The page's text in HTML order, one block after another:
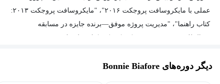
عملی با مایکروسافت پروجکت ۲۰۱۶"، "مایکروسافت پروجکت ۲۰۱۳:
کتاب راهنما"، "مدیریت پروژه موفق—برنده جایزه در مسابقه
سایر کتاب‌فروشی‌ها موجود است. او ده‌ها دوره آموزشی برای لینکدین
دیگر دوره‌های Bonnie Biafore